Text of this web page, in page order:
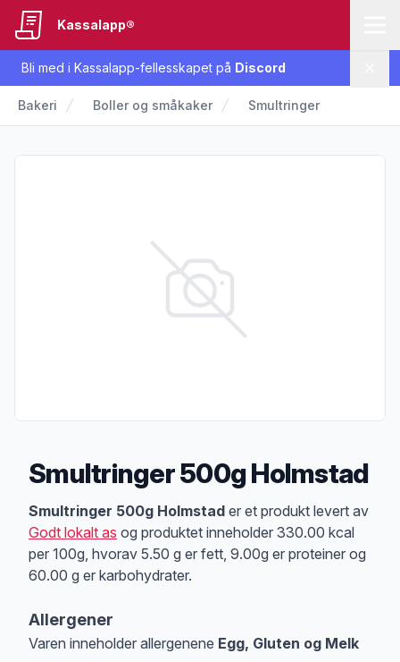
Bli med i Kassalapp-fellesskapet på Discord
Kassalapp®
Bakeri Boller og småkaker Smultringer
Smultringer 500g Holmstad
Produktbeskrivelse
Smultringer 500g Holmstad er et produkt levert av
Godt lokalt as og produktet inneholder 330.00 kcal
per 100g, hvorav 5.50 g er fett, 9.00g er proteiner og
60.00 g er karbohydrater.
Allergener
Varen inneholder allergenene Egg, Gluten og Melk